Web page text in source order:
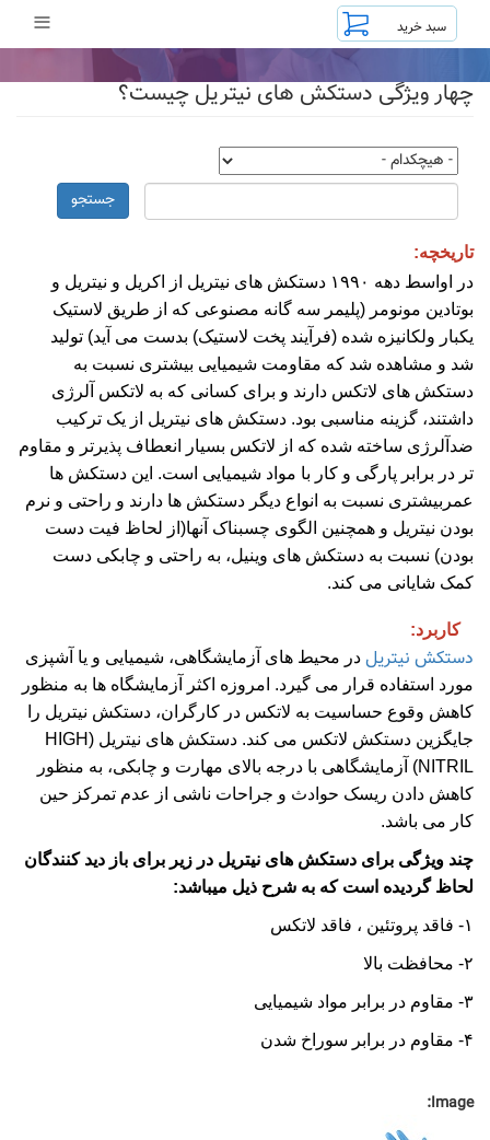
محتوای
≡
چهار ویژگی دستکش های نیتریل چیست؟
جستجو
تاریخچه:
در اواسط دهه ۱۹۹۰ دستکش های نیتریل از اکریل و نیتریل و
بوتادین مونومر (پلیمر سه گانه مصنوعی که از طریق لاستیک
یکبار ولکانیزه شده (فرآیند پخت لاستیک) بدست می آید) تولید
شد و مشاهده شد که مقاومت شیمیایی بیشتری نسبت به
دستکش های لاتکس دارند و برای کسانی که به لاتکس آلرژی
داشتند، گزینه مناسبی بود. دستکش های نیتریل از یک ترکیب
ضدآلرژی ساخته شده که از لاتکس بسیار انعطاف پذیرتر و مقاوم
تر در برابر پارگی و کار با مواد شیمیایی است. این دستکش ها
عمربیشتری نسبت به انواع دیگر دستکش ها دارند و راحتی و نرم
بودن نیتریل و همچنین الگوی چسبناک آنها(از لحاظ فیت دست
بودن) نسبت به دستکش های وینیل، به راحتی و چابکی دست
کمک شایانی می کند.
کاربرد:
دستکش نیتریل در محیط های آزمایشگاهی، شیمیایی و یا آشپزی
مورد استفاده قرار می گیرد. امروزه اکثر آزمایشگاه ها به منظور
کاهش وقوع حساسیت به لاتکس در کارگران، دستکش نیتریل را
جایگزین دستکش لاتکس می کند. دستکش های نیتریل (HIGH
NITRIL) آزمایشگاهی با درجه بالای مهارت و چابکی، به منظور
کاهش دادن ریسک حوادث و جراحات ناشی از عدم تمرکز حین
کار می باشد.
چند ویژگی برای دستکش های نیتریل در زیر برای باز دید کنندگان
لحاظ گردیده است که به شرح ذیل میباشد:
۱- فاقد پروتئین ، فاقد لاتکس
۲- محافظت بالا
۳- مقاوم در برابر مواد شیمیایی
۴- مقاوم در برابر سوراخ شدن
Image: